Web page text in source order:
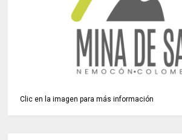
Clic en la imagen para más información